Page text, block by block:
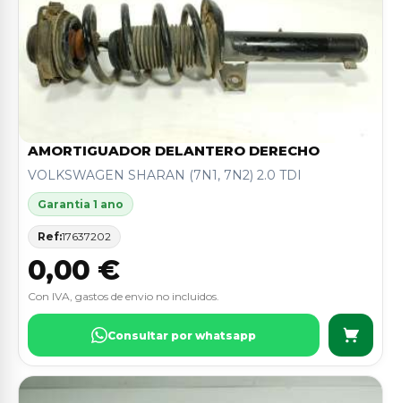
AMORTIGUADOR DELANTERO DERECHO
VOLKSWAGEN SHARAN (7N1, 7N2) 2.0 TDI
Garantia 1 ano
Ref:17637202
0,00 €
Con IVA, gastos de envio no incluidos.
Consultar por whatsapp